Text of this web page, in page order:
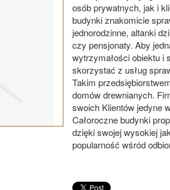
osób prywatnych, jak i
budynki znakomicie
jednorodzinne, altanki
czy pensjonaty. Aby
wytrzymałości obiektu i
skorzystać z usług
Takim
domów drewnianych.
swoich Klientów jedyne
Całoroczne budynki
dzięki swojej wysokiej
popularność wśród